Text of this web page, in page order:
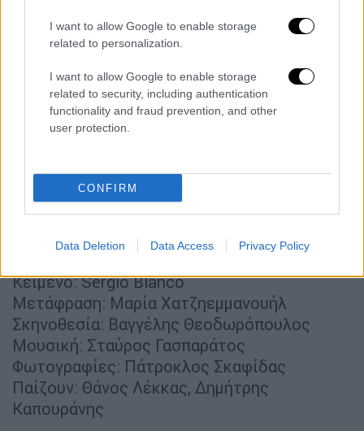
I want to allow Google to enable storage
related to personalization.
I want to allow Google to enable storage
related to security, including authentication
functionality and fraud prevention, and other
user protection.
CONFIRM
Data Deletion Data Access Privacy Policy
Ταυτότητα παράστασης
Κείμενο: Sergio Blanco
Μετάφραση: Μαρία Χατζηεμμανουήλ
Σκηνοθεσία: Βαγγέλης Θεοδωρόπουλος
Μουσική: Σταύρος Γασπαράτος
Φωτογραφίες: Πάτροκλος Σκαφίδας
Παίζουν: Θάνος Λέκκας, Δημήτρης
Καπουράνης